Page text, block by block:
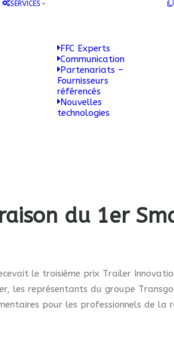
SERVICES
FFC Experts
Communication
Partenariats –
Fournisseurs
référencés
Nouvelles
technologies
du 1er
le troisième prix Trailer
les représentants du groupe
pour les professionnels de la